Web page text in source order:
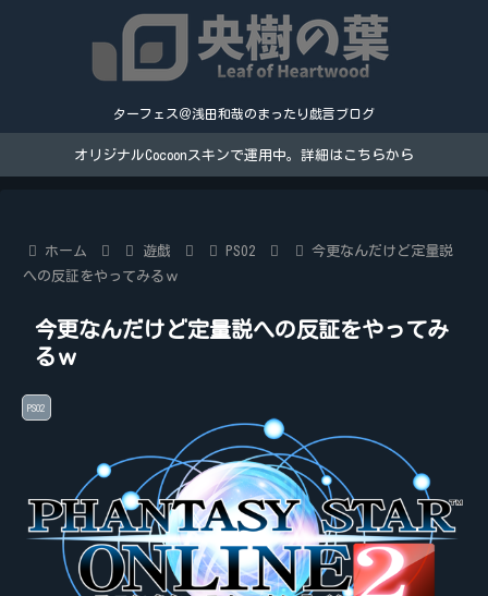
ターフェス＠浅田和哉のまったり戯言ブログ
オリジナルCocoonスキンで運用中。詳細はこちらから
ホーム 遊戯 PSO2
今更なんだけど定量説
への反証をやってみるｗ
今更なんだけど定量説への反証をやってみ
るｗ
PSO2